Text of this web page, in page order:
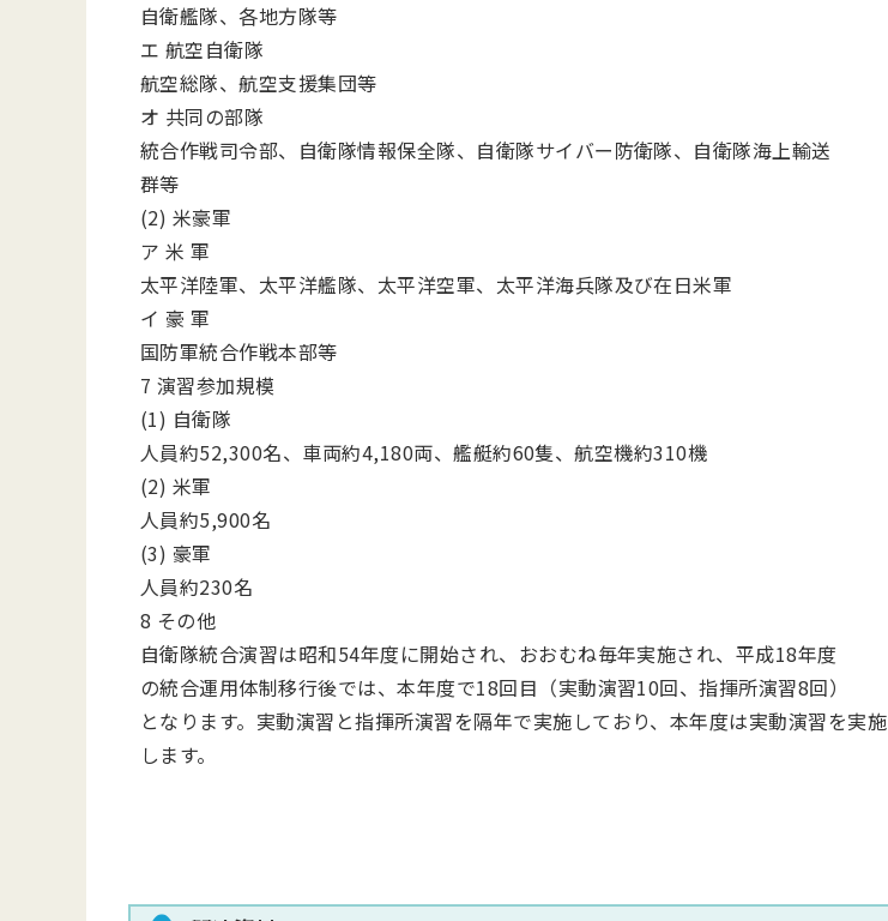
自衛艦隊、各地方隊等
エ 航空自衛隊
航空総隊、航空支援集団等
オ 共同の部隊
統合作戦司令部、自衛隊情報保全隊、自衛隊サイバー防衛隊、自衛隊海上輸送
群等
(2) 米豪軍
ア 米 軍
太平洋陸軍、太平洋艦隊、太平洋空軍、太平洋海兵隊及び在日米軍
イ 豪 軍
国防軍統合作戦本部等
7 演習参加規模
(1) 自衛隊
人員約52,300名、車両約4,180両、艦艇約60隻、航空機約310機
(2) 米軍
人員約5,900名
(3) 豪軍
人員約230名
8 その他
自衛隊統合演習は昭和54年度に開始され、おおむね毎年実施され、平成18年度
の統合運用体制移行後では、本年度で18回目（実動演習10回、指揮所演習8回）
となります。実動演習と指揮所演習を隔年で実施しており、本年度は実動演習を実施
します。